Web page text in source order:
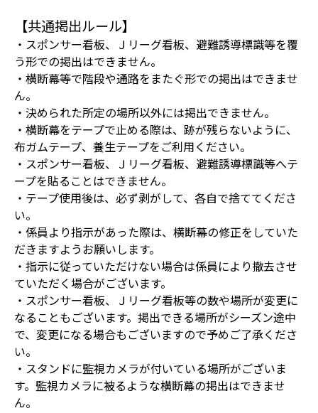
【共通掲出ルール】
・スポンサー看板、Ｊリーグ看板、避難誘導標識等を覆
う形での掲出はできません。
・横断幕等で階段や通路をまたぐ形での掲出はできませ
ん。
・決められた所定の場所以外には掲出できません。
・横断幕をテープで止める際は、跡が残らないように、
布ガムテープ、養生テープをご利用ください。
・スポンサー看板、Ｊリーグ看板、避難誘導標識等へテ
ープを貼ることはできません。
・テープ使用後は、必ず剥がして、各自で捨ててくださ
い。
・係員より指示があった際は、横断幕の修正をしていた
だきますようお願いします。
・指示に従っていただけない場合は係員により撤去させ
ていただく場合がございます。
・スポンサー看板、Ｊリーグ看板等の数や場所が変更に
なることもございます。掲出できる場所がシーズン途中
で、変更になる場合もございますので予めご了承くださ
い。
・スタンドに監視カメラが付いている場所がございま
す。監視カメラに被るような横断幕の掲出はできませ
ん。